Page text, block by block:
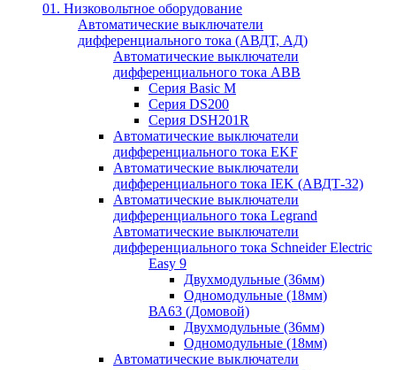
01. Низковольтное оборудование
Автоматические выключатели
дифференциального тока (АВДТ, АД)
Автоматические выключатели
дифференциального тока ABB
Серия Basic M
Серия DS200
Серия DSH201R
Автоматические выключатели
дифференциального тока EKF
Автоматические выключатели
дифференциального тока IEK (АВДТ-32)
Автоматические выключатели
дифференциального тока Legrand
Автоматические выключатели
дифференциального тока Schneider Electric
Easy 9
Двухмодульные (36мм)
Одномодульные (18мм)
ВА63 (Домовой)
Двухмодульные (36мм)
Одномодульные (18мм)
Автоматические выключатели